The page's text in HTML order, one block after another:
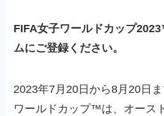
FIFA女子ワールドカップ
ムにご登録ください。
2023年7月20日から8月20日
ワールドカップ™は、オース